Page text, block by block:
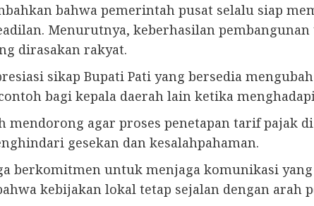
bahwa pemerintah pusat selalu siap
Menurutnya, keberhasilan
dirasakan rakyat.
sikap Bupati Pati yang bersedia
bagi kepala daerah lain ketika
mendorong agar proses penetapan tarif pajak
gesekan dan kesalahpahaman.
berkomitmen untuk menjaga komunikasi
kebijakan lokal tetap sejalan dengan arah